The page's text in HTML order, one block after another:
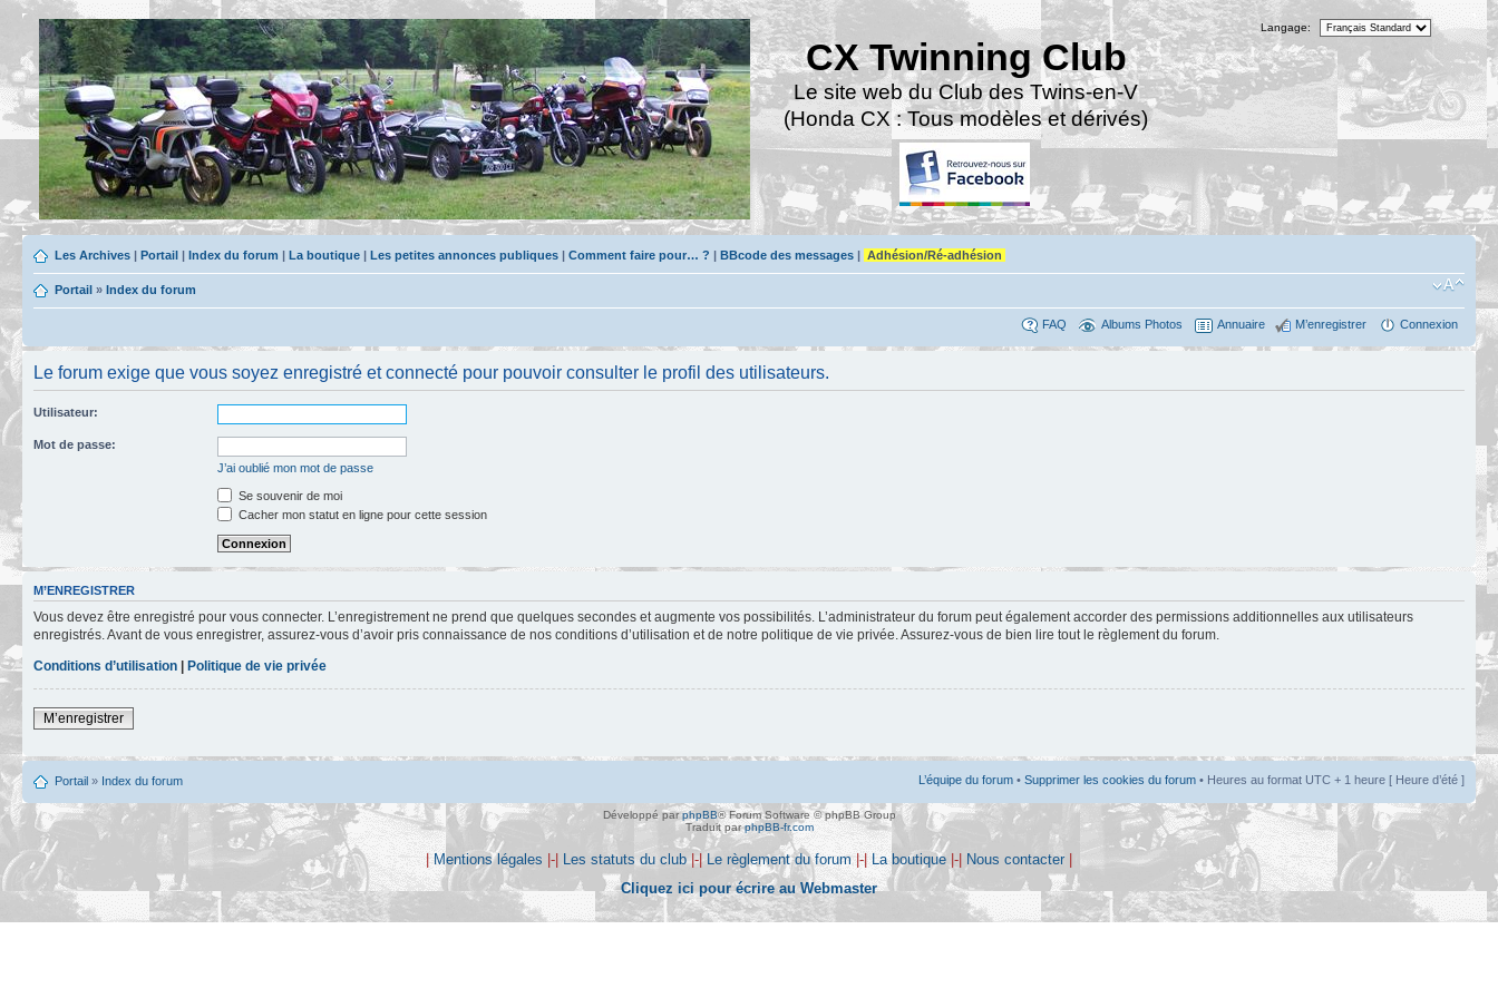
CX Twinning Club
Le site web du Club des Twins-en-V
(Honda CX : Tous modèles et dérivés)
Langage:
Les Archives | Portail | Index du forum | La boutique | Les petites annonces publiques | Comment faire pour… ? | BBcode des messages | Adhésion/Ré-adhésion
Portail » Index du forum
FAQ Albums Photos Annuaire M’enregistrer Connexion
Le forum exige que vous soyez enregistré et connecté pour pouvoir consulter le profil des utilisateurs.
Utilisateur:
Mot de passe:
J’ai oublié mon mot de passe
Se souvenir de moi
Cacher mon statut en ligne pour cette session
M’ENREGISTRER
Vous devez être enregistré pour vous connecter. L’enregistrement ne prend que quelques secondes et augmente vos possibilités. L’administrateur du forum peut également accorder des permissions additionnelles aux utilisateurs
enregistrés. Avant de vous enregistrer, assurez-vous d’avoir pris connaissance de nos conditions d’utilisation et de notre politique de vie privée. Assurez-vous de bien lire tout le règlement du forum.
Conditions d’utilisation | Politique de vie privée
M’enregistrer
Portail » Index du forum L’équipe du forum • Supprimer les cookies du forum • Heures au format UTC + 1 heure [ Heure d’été ]
Développé parphpBB® Forum Software © phpBB Group
Traduit parphpBB-fr.com
| Mentions légales |-| Les statuts du club |-| Le règlement du forum |-| La boutique |-| Nous contacter |
Cliquez ici pour écrire au Webmaster